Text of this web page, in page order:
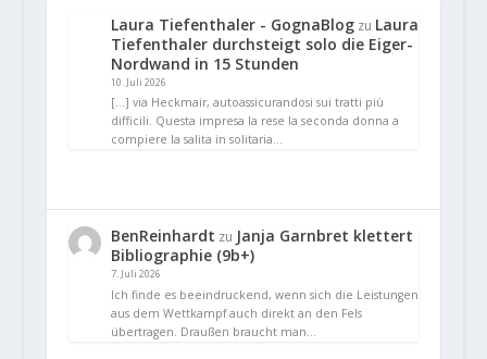
Laura Tiefenthaler - GognaBlogzu Laura
Tiefenthaler durchsteigt solo die Eiger-
Nordwand in 15 Stunden
10. Juli 2026
[…] via Heckmair, autoassicurandosi sui tratti più
difficili. Questa impresa la rese la seconda donna a
compiere la salita in solitaria…
BenReinhardt zu Janja Garnbret klettert
Bibliographie (9b+)
7. Juli 2026
Ich finde es beeindruckend, wenn sich die Leistungen
aus dem Wettkampf auch direkt an den Fels
übertragen. Draußen braucht man…